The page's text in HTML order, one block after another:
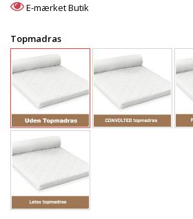
E-mærket Butik
Topmadras